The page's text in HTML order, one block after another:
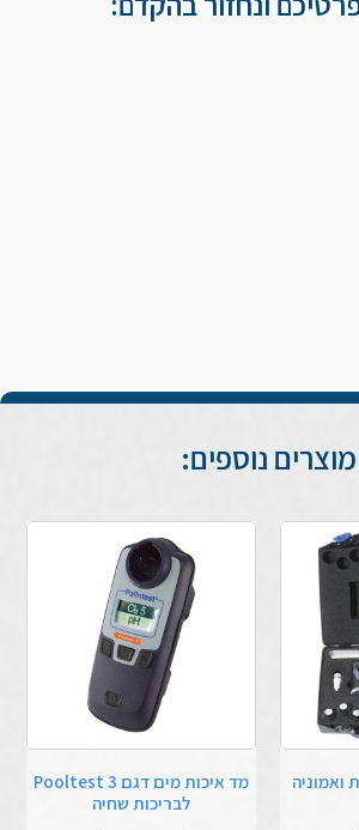
מוצרים נוספים:
ואמוניה
מד איכות מים דגם Pooltest 3
לבריכות שחיה